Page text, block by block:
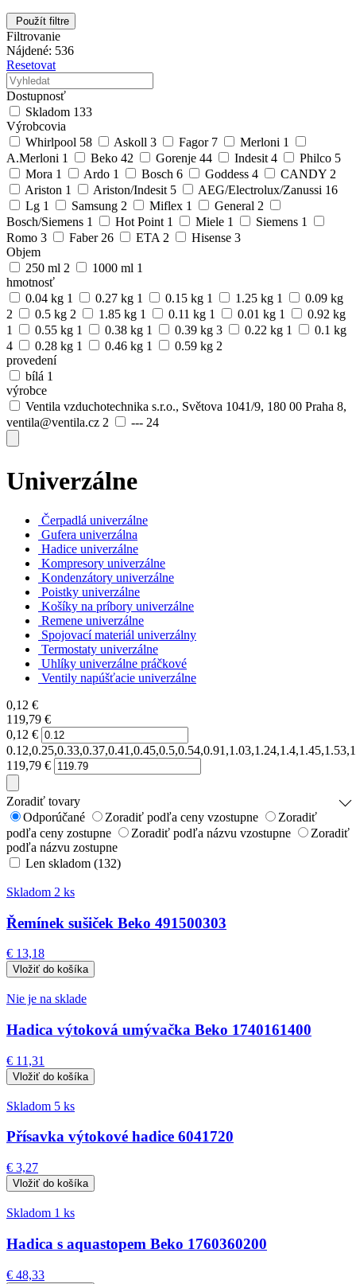
Použít filtre
Filtrovanie
Nájdené: 536
Resetovat
Dostupnosť
Skladom 133
Výrobcovia
Whirlpool 58 Askoll 3 Fagor 7 Merloni 1
A.Merloni 1 Beko 42 Gorenje 44 Indesit 4 Philco 5
Mora 1 Ardo 1 Bosch 6 Goddess 4 CANDY 2
Ariston 1 Ariston/Indesit 5 AEG/Electrolux/Zanussi 16
Lg 1 Samsung 2 Miflex 1 General 2
Bosch/Siemens 1 Hot Point 1 Miele 1 Siemens 1
Romo 3 Faber 26 ETA 2 Hisense 3
Objem
250 ml 2 1000 ml 1
hmotnosť
0.04 kg 1 0.27 kg 1 0.15 kg 1 1.25 kg 1
0.09 kg
2
0.5 kg 2 1.85 kg 1 0.11 kg 1 0.01 kg 1
0.92 kg
1
0.55 kg 1 0.38 kg 1 0.39 kg 3 0.22 kg 1
0.1 kg
4
0.28 kg 1 0.46 kg 1 0.59 kg 2
provedení
bílá 1
výrobce
Ventila vzduchotechnika s.r.o., Světova 1041/9, 180 00 Praha 8,
ventila@ventila.cz 2 --- 24
Univerzálne
Čerpadlá univerzálne
Gufera univerzálna
Hadice univerzálne
Kompresory univerzálne
Kondenzátory univerzálne
Poistky univerzálne
Košíky na príbory univerzálne
Remene univerzálne
Spojovací materiál univerzálny
Termostaty univerzálne
Uhlíky univerzálne práčkové
Ventily napúšťacie univerzálne
0,12 €
119,79 €
0,12 €
119,79 €
Zoradiť tovary
Odporúčané
Zoradiť podľa ceny vzostupne
Zoradiť
podľa ceny zostupne
Zoradiť podľa názvu vzostupne
Zoradiť
podľa názvu zostupne
Len skladom (132)
Skladom 2 ks
Řemínek sušiček Beko 491500303
€ 13,18
Nie je na sklade
Hadica výtoková umývačka Beko 1740161400
€ 11,31
Skladom 5 ks
Přísavka výtokové hadice 6041720
€ 3,27
Skladom 1 ks
Hadica s aquastopem Beko 1760360200
€ 48,33